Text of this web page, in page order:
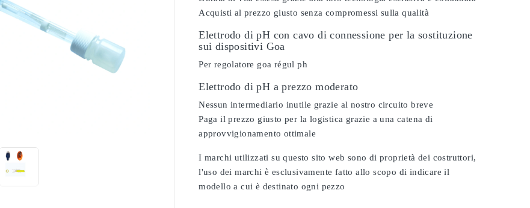
Acquisti al prezzo giusto senza compromessi sulla qualità
Elettrodo di pH con cavo di connessione per la sostituzione
sui dispositivi Goa
Per regolatore goa régul ph
Elettrodo di pH a prezzo moderato
Nessun intermediario inutile grazie al nostro circuito breve
Paga il prezzo giusto per la logistica grazie a una catena di
approvvigionamento ottimale
I marchi utilizzati su questo sito web sono di proprietà dei costruttori,
l'uso dei marchi è esclusivamente fatto allo scopo di indicare il
modello a cui è destinato ogni pezzo